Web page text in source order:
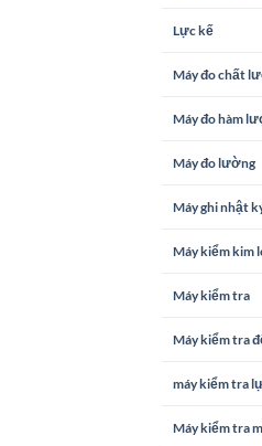
Lực kế
Máy đo chất
Máy đo hàm
Máy đo lường
Máy ghi nhật
Máy kiểm kim
Máy kiểm tra
Máy kiểm tra
máy kiểm tra
Máy kiểm tra